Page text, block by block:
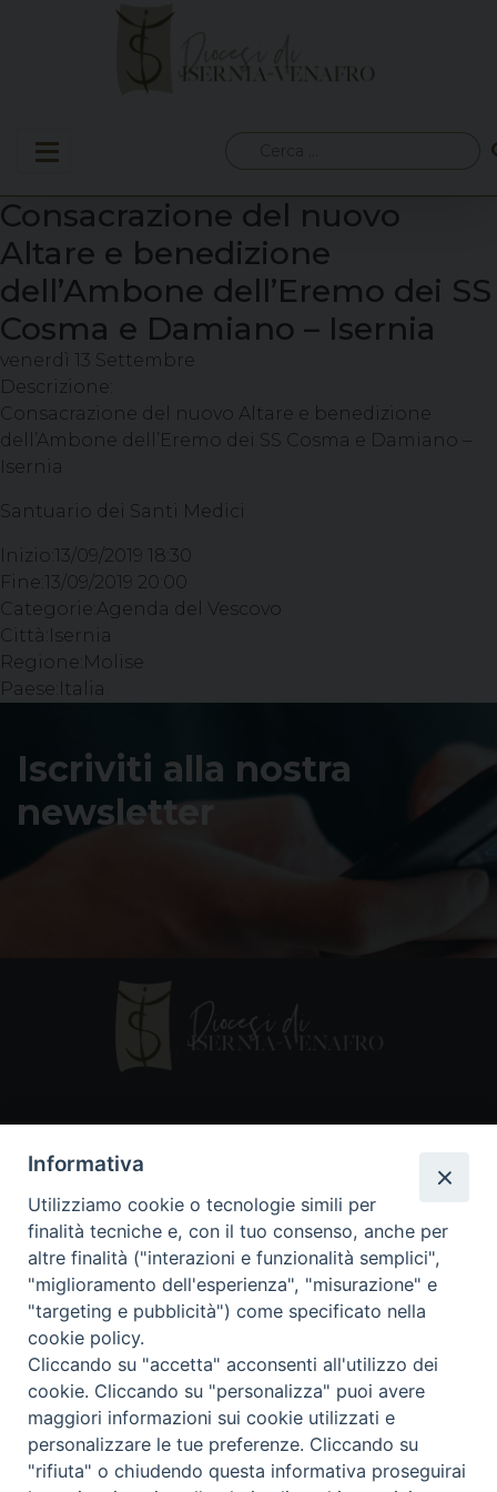
per:
Consacrazione del nuovo
Altare e benedizione
dell’Ambone dell’Eremo dei SS
Cosma e Damiano – Isernia
venerdì 13 Settembre
Descrizione:
Consacrazione del nuovo Altare e benedizione
dell’Ambone dell’Eremo dei SS Cosma e Damiano –
Isernia
Santuario dei Santi Medici
Inizio: 13/09/2019 18:30
Fine: 13/09/2019 20:00
Categorie: Agenda del Vescovo
Città: Isernia
Regione: Molise
Paese: Italia
Iscriviti alla nostra
newsletter
86170 Isernia
086550849
segreteria@diocesiiserniavenafro.it
I nostri social
Copyright © 2018 - Diocesi di Isernia-Venafro (C.F.
90008750946). Riproduzione solo con permesso.
Tutti i diritti sono riservati
Informativa
Utilizziamo cookie o tecnologie simili per
finalità tecniche e, con il tuo consenso, anche per
altre finalità ("interazioni e funzionalità semplici",
"miglioramento dell'esperienza", "misurazione" e
"targeting e pubblicità") come specificato nella
cookie policy.
Cliccando su "accetta" acconsenti all'utilizzo dei
cookie. Cliccando su "personalizza" puoi avere
maggiori informazioni sui cookie utilizzati e
personalizzare le tue preferenze. Cliccando su
"rifiuta" o chiudendo questa informativa proseguirai